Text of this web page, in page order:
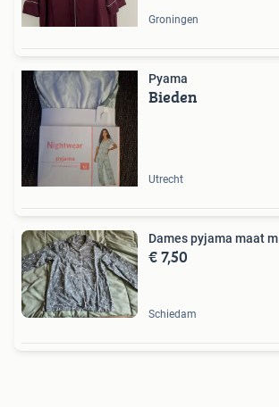
Groningen
Pyama
Bieden
Utrecht
Dames pyjama maat m
€ 7,50
Schiedam